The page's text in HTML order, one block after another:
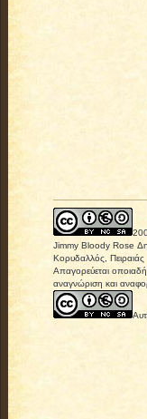
Jimmy Bloody Rose
Κορυδαλλός, Πειραιάς
Απαγορεύεται
αναγνώριση και